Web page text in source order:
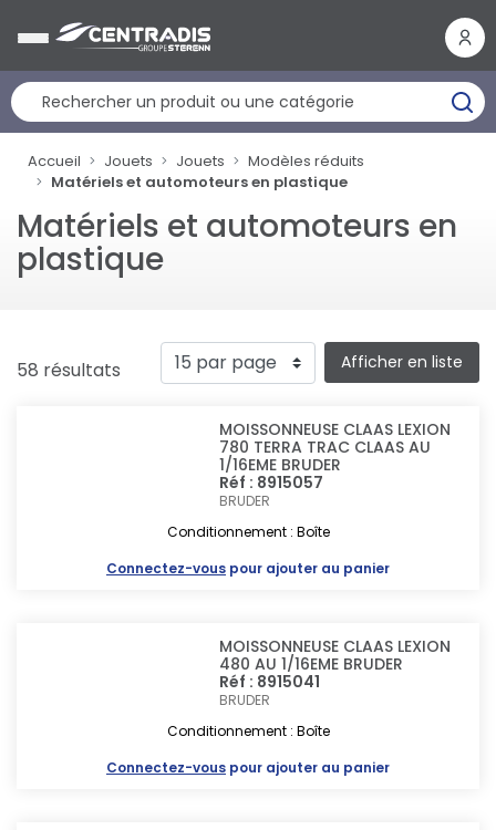
Accueil Jouets Jouets
Modèles réduits
Matériels et automoteurs en plastique
Matériels et automoteurs en
plastique
58 résultats Afficher en liste
MOISSONNEUSE CLAAS LEXION
780 TERRA TRAC CLAAS AU
1/16EME BRUDER
Réf : 8915057
BRUDER
Conditionnement : Boîte
Connectez-vous pour ajouter au panier
MOISSONNEUSE CLAAS LEXION
480 AU 1/16EME BRUDER
Réf : 8915041
BRUDER
Conditionnement : Boîte
Connectez-vous pour ajouter au panier